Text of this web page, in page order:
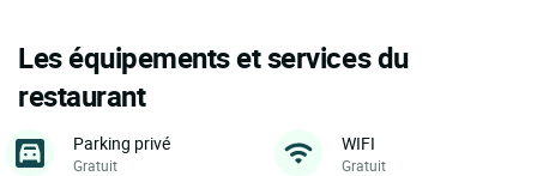
Les équipements et services du
restaurant
Parking privé
Gratuit
WIFI
Gratuit